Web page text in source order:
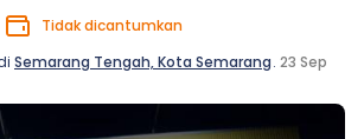
Tidak dicantumkan
Semarang Tengah, Kota Semarang. 23 Sep